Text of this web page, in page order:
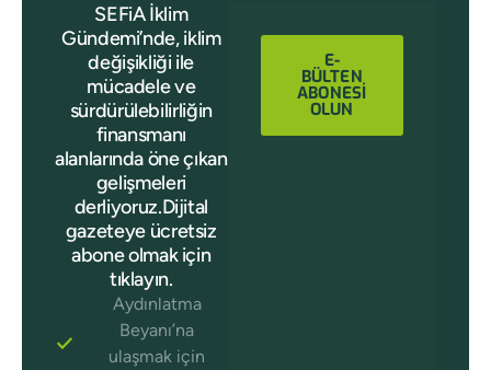
SEFiA İklim
Gündemi’nde, iklim
değişikliği ile
mücadele ve
sürdürülebilirliğin
finansmanı
alanlarında öne çıkan
gelişmeleri
derliyoruz.Dijital
gazeteye ücretsiz
abone olmak için
tıklayın.
Aydınlatma
Beyanı’na
ulaşmak için
E-
BÜLTEN
ABONESİ
OLUN